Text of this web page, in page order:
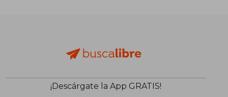
¡Descárgate la App GRATIS!